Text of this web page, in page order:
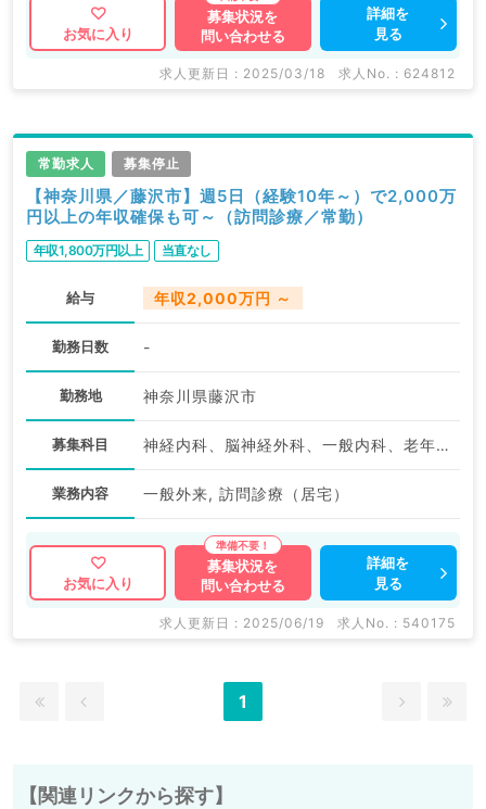
お気に入り
募集状況を
問い合わせる
詳細を
見る
求人更新日 : 2025/03/18 求人No. : 624812
常勤求人 募集停止
【神奈川県／藤沢市】週5日（経験10年～）で2,000万
円以上の年収確保も可～（訪問診療／常勤）
年収1,800万円以上 当直なし
給与 年収2,000万円 ～
勤務日数 -
勤務地 神奈川県藤沢市
募集科目 神経内科、脳神経外科、一般内科、老年内科、外科系全般、一般外科
業務内容 一般外来, 訪問診療（居宅）
お気に入り
募集状況を
問い合わせる
詳細を
見る
求人更新日 : 2025/06/19 求人No. : 540175
1
【関連リンクから探す】